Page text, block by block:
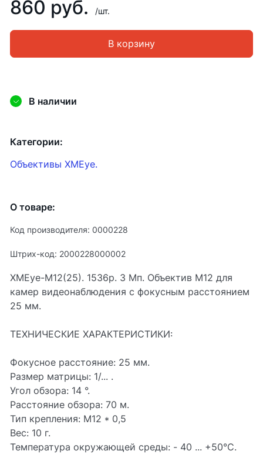
860 руб. /шт.
В корзину
Категории:
Объективы XMEye.
О товаре:
Код производителя: 0000228
Штрих-код: 2000228000002
XMEye-M12(25). 1536p. 3 Мп. Объектив М12 для
камер видеонаблюдения с фокусным расстоянием
25 мм.
ТЕХНИЧЕСКИЕ ХАРАКТЕРИСТИКИ:
Фокусное расстояние: 25 мм.
Размер матрицы: 1/... .
Угол обзора: 14 °.
Расстояние обзора: 70 м.
Тип крепления: M12 * 0,5
Вес: 10 г.
Температура окружающей среды: - 40 ... +50°C.
В наличии